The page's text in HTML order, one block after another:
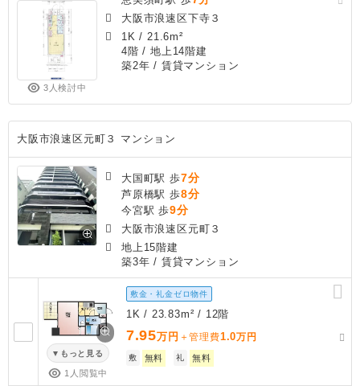
3人検討中
大阪市浪速区下寺３
1K / 21.6m²
4階 / 地上14階建
築2年 / 賃貸マンション
大阪市浪速区元町３ マンション
大国町駅 歩7分
芦原橋駅 歩8分
今宮駅 歩9分
大阪市浪速区元町３
地上15階建
築3年 / 賃貸マンション
もっと見る
1人閲覧中
敷金・礼金ゼロ物件
1K / 23.83m² / 12階
7.95万円 ＋管理費1.0万円
敷 無料 礼 無料